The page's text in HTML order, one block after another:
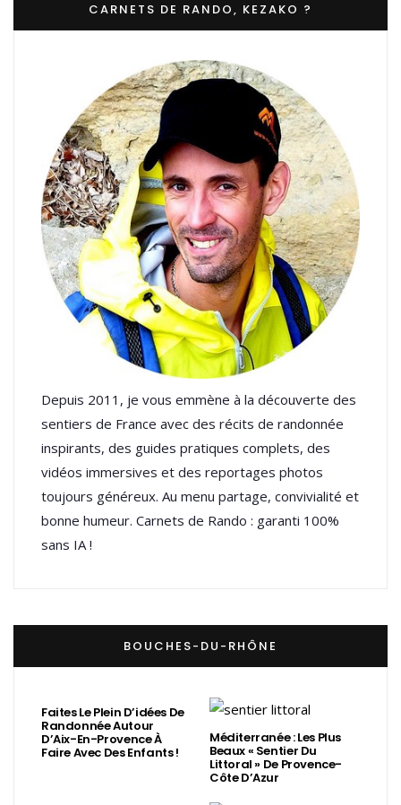
CARNETS DE RANDO, KEZAKO ?
Depuis 2011, je vous emmène à la découverte des
sentiers de France avec des récits de randonnée
inspirants, des guides pratiques complets, des
vidéos immersives et des reportages photos
toujours généreux. Au menu partage, convivialité et
bonne humeur. Carnets de Rando : garanti 100%
sans IA !
BOUCHES-DU-RHÔNE
Faites Le Plein D’idées De
Randonnée Autour
D’Aix-En-Provence À
Faire Avec Des Enfants !
Méditerranée : Les Plus
Beaux « Sentier Du
Littoral » De Provence-
Côte D’Azur